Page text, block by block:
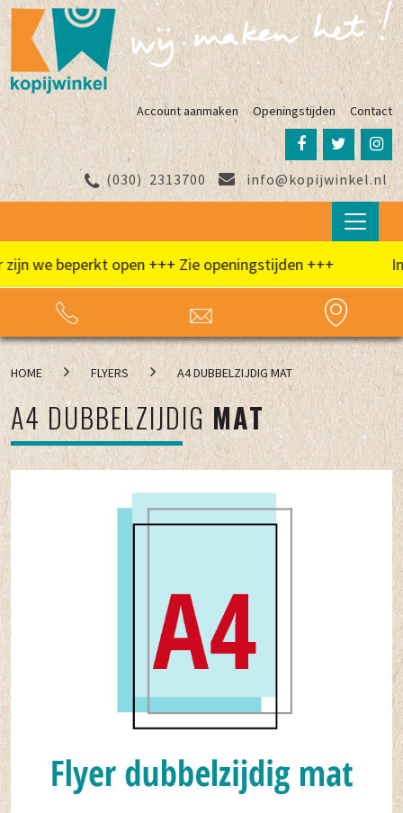
Account aanmaken Openingstijden Contact
(030) 2313700 info@kopijwinkel.nl
we beperkt open +++ Zie openingstijden +++ In
HOME FLYERS A4 DUBBELZIJDIG MAT
A4 DUBBELZIJDIGMAT